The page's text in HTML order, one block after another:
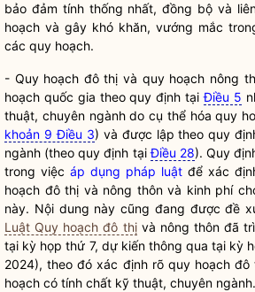
bảo đảm tính thống nhất, đồng bộ và
hoạch và gây khó khăn, vướng mắc
các quy hoạch.
- Quy hoạch đô thị và quy hoạch nông
hoạch quốc gia theo quy định tạiĐiều 5
thuật, chuyên ngành do cụ thể hóa quy
khoản 9 Điều 3) và được lập theo quy
ngành (theo quy định tạiĐiều 28). Quy
trong việc áp dụng pháp luật để xác
hoạch đô thị và nông thôn và kinh phí
này. Nội dung này cũng đang được đề
Luật Quy hoạch đô thịvà nông thôn đã
tại kỳ họp thứ 7, dự kiến thông qua tại kỳ
2024), theo đó xác định rõ quy hoạch
hoạch có tính chất kỹ thuật, chuyên ngành.